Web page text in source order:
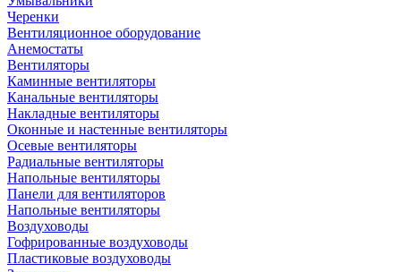
Черенки
Вентиляционное оборудование
Анемостаты
Вентиляторы
Каминные вентиляторы
Канальные вентиляторы
Накладные вентиляторы
Оконные и настенные вентиляторы
Осевые вентиляторы
Радиальные вентиляторы
Напольные вентиляторы
Панели для вентиляторов
Напольные вентиляторы
Воздуховоды
Гофрированные воздуховоды
Пластиковые воздуховоды